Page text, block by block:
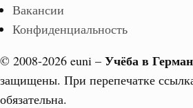
Вакансии
Конфиденциальность
© 2008-2026 euni – Учёба в
защищены. При перепечатке
обязательна.